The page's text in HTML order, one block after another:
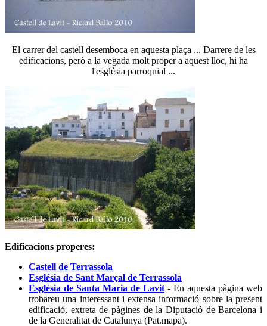
El carrer del castell desemboca en aquesta plaça ... Darrere de les
edificacions, però a la vegada molt proper a aquest lloc, hi ha
l'església parroquial ...
Edificacions properes:
Castell de Terrassola
Església de Sant Marçal de Terrassola
Església de Santa Maria de Lavit - En aquesta pàgina web
trobareu una interessant i extensa informació sobre la present
edificació, extreta de pàgines de la Diputació de Barcelona i
de la Generalitat de Catalunya (Pat.mapa).